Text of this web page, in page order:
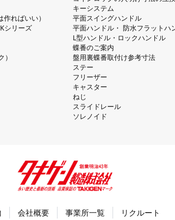
ればいい）
シリーズ
キーシステム
平⾯スイングハンドル
平⾯ハンドル・ 防⽔フラットハ
L型ハンドル・ロックハンドル
蝶番のご案内
盤⽤裏蝶番取付け参考⼨法
ステー
フリーザー
キャスター
ねじ
スライドレール
ソレノイド
会社概要 事業所一覧 リクルート